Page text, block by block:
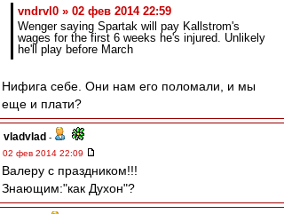
vndrvl0 » 02 фев 2014 22:59
Wenger saying Spartak will pay Kallstrom's
wages for the first 6 weeks he's injured. Unlikely
he'll play before March
Нифига себе. Они нам его поломали, и мы
еще и плати?
vladvlad -
02 фев 2014 22:09
Валеру с праздником!!!
Знающим:"как Духон"?